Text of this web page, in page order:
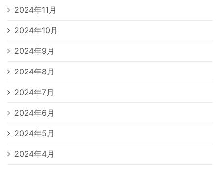
2024年11月
2024年10月
2024年9月
2024年8月
2024年7月
2024年6月
2024年5月
2024年4月